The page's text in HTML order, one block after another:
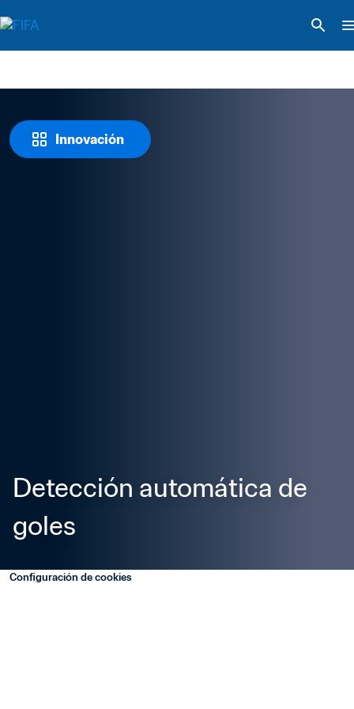
Innovación
Detección automática de
goles
Configuración de cookies